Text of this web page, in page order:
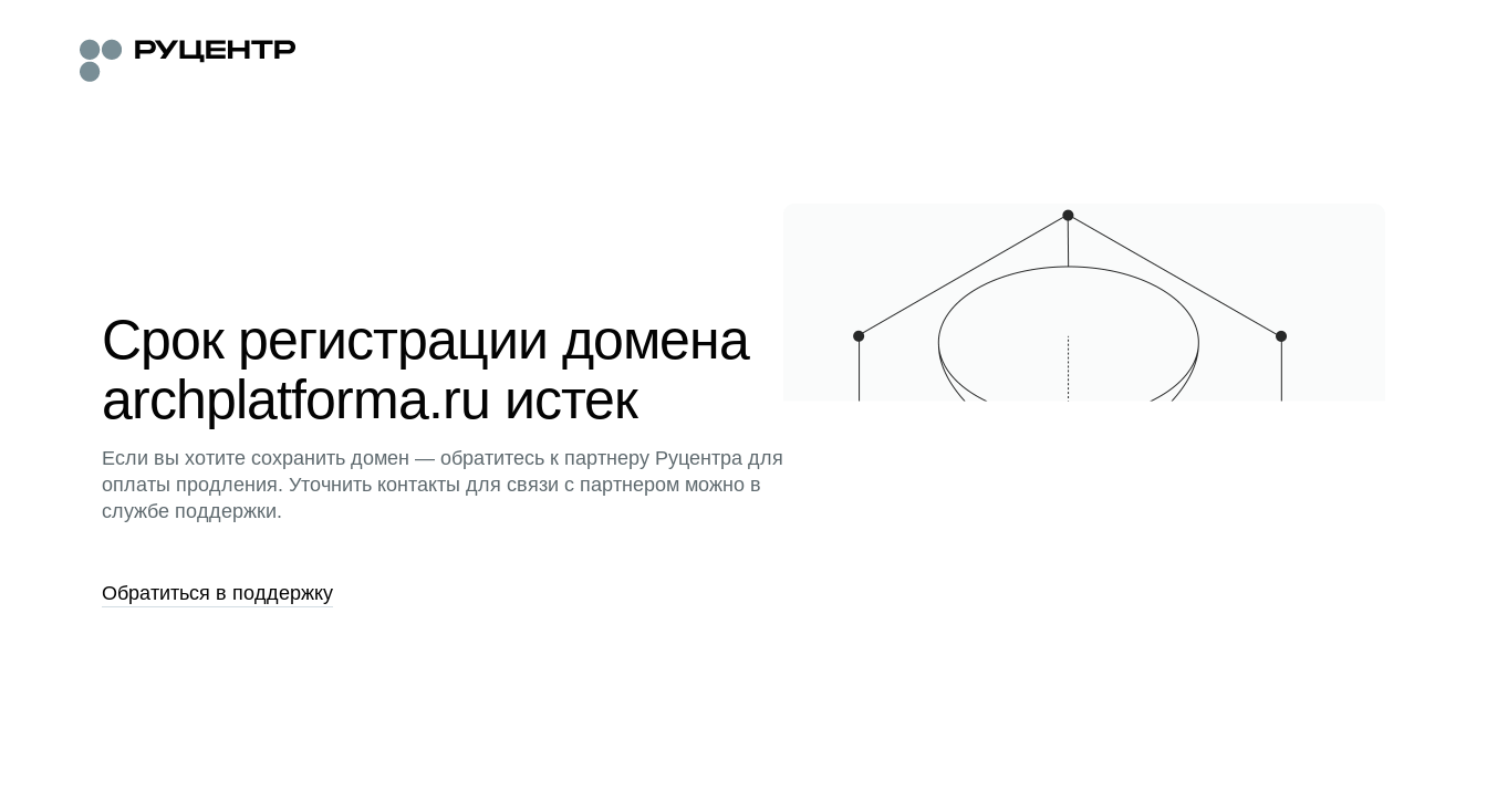
Срок регистрации домена
archplatforma.ru истек
Если вы хотите сохранить домен — обратитесь к партнеру Руцентра для
оплаты продления. Уточнить контакты для связи с партнером можно в
службе поддержки.
Обратиться в поддержку